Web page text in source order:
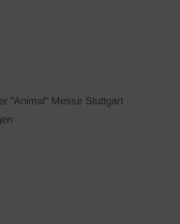
"Animal" Messe Stuttgart